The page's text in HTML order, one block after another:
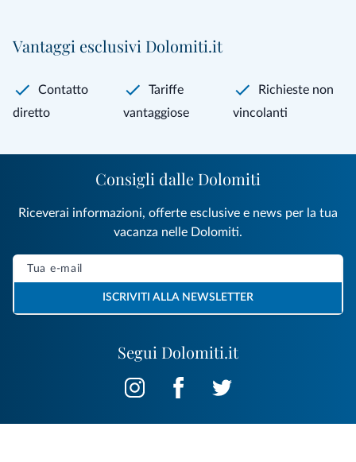
Vantaggi esclusivi Dolomiti.it
Contatto
diretto
Tariffe
vantaggiose
Richieste non
vincolanti
Segui Dolomiti.it
Consigli dalle Dolomiti
Riceverai informazioni, offerte esclusive e news per la tua
vacanza nelle Dolomiti.
ISCRIVITI ALLA NEWSLETTER